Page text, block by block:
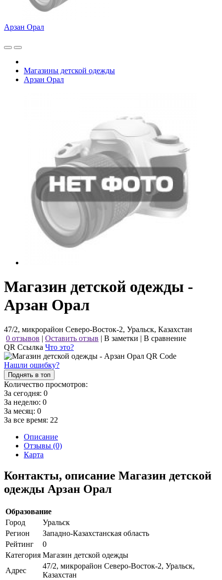
Арзан Орал
Магазины детской одежды
Арзан Орал
Магазин детской одежды -
Арзан Орал
47/2, микрорайон Северо-Восток-2, Уральск, Казахстан
0 отзывов | Оставить отзыв | В заметки | В сравнение
QR Ссылка Что это?
Нашли ошибку?
Поднять в топ
Количество просмотров:
За сегодня: 0
За неделю: 0
За месяц: 0
За все время: 22
Описание
Отзывы (0)
Карта
Контакты, описание Магазин детской
одежды Арзан Орал
Образование
Город
Уральск
Регион
Западно-Казахстанская область
Рейтинг
0
Категория Магазин детской одежды
Адрес
47/2, микрорайон Северо-Восток-2, Уральск,
Казахстан